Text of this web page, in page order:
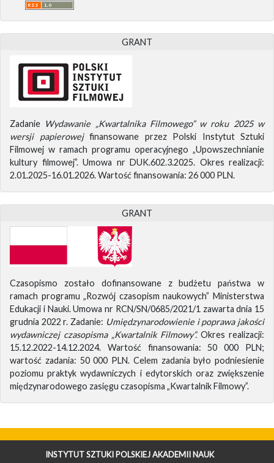
GRANT
Zadanie Wydawanie „Kwartalnika Filmowego” w roku 2025 w
wersji papierowejfinansowane przez Polski Instytut Sztuki
Filmowej w ramach programu operacyjnego „Upowszechnianie
kultury filmowej”. Umowa nr DUK.602.3.2025. Okres realizacji:
2.01.2025-16.01.2026. Wartość finansowania: 26 000 PLN.
GRANT
Czasopismo zostało dofinansowane z budżetu państwa w
ramach programu „Rozwój czasopism naukowych” Ministerstwa
Edukacji i Nauki. Umowa nr RCN/SN/0685/2021/1 zawarta dnia 15
grudnia 2022 r. Zadanie: Umiędzynarodowienie i poprawa jakości
wydawniczej czasopisma „Kwartalnik Filmowy”.Okres realizacji:
15.12.2022-14.12.2024. Wartość finansowania: 50 000 PLN;
wartość zadania: 50 000 PLN. Celem zadania było podniesienie
poziomu praktyk wydawniczych i edytorskich oraz zwiększenie
międzynarodowego zasięgu czasopisma „Kwartalnik Filmowy”.
INSTYTUT SZTUKI POLSKIEJ AKADEMII NAUK